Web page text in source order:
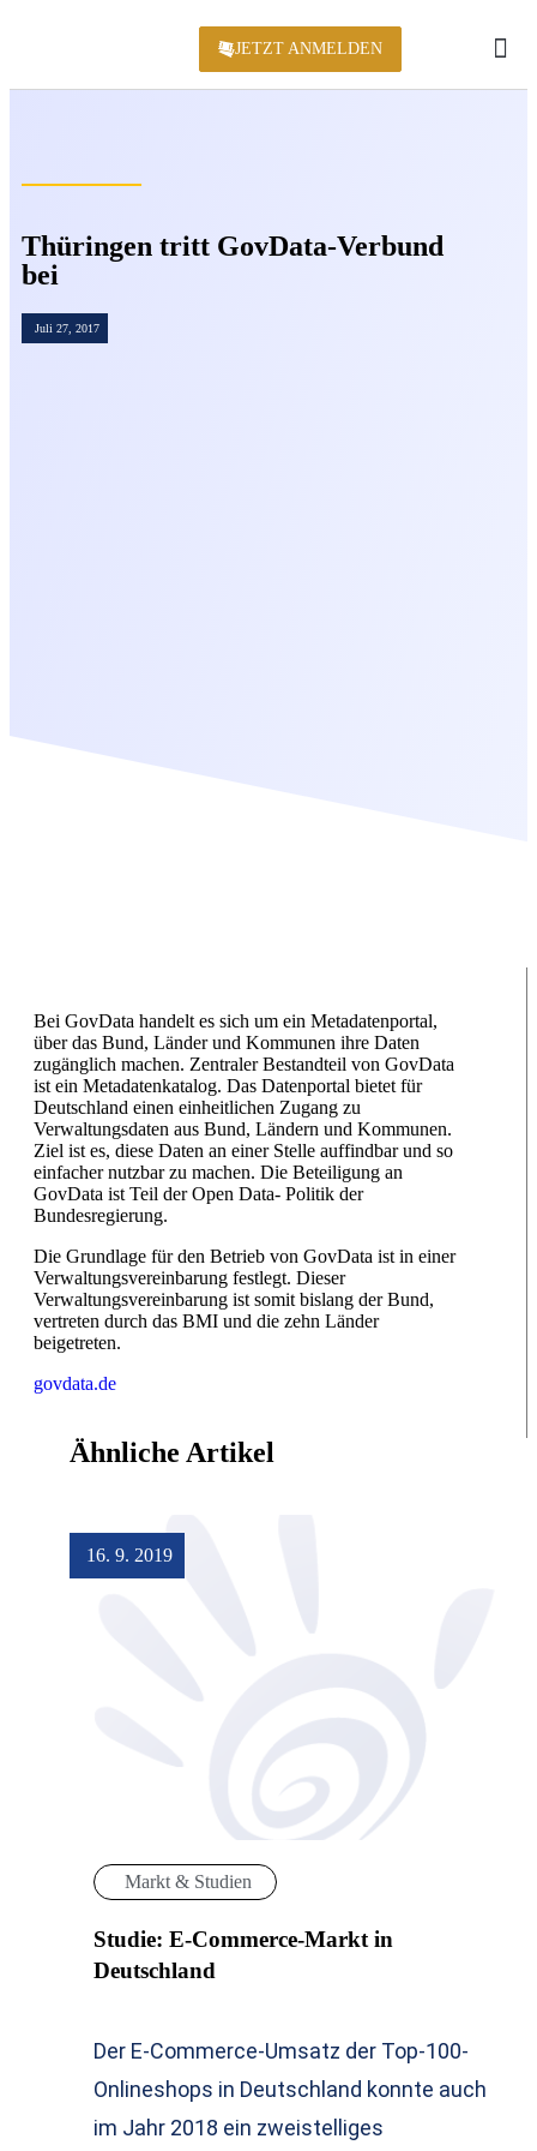
JETZT ANMELDEN
Thüringen tritt GovData-Verbund
bei
Juli 27, 2017
Bei GovData handelt es sich um ein Metadatenportal,
über das Bund, Länder und Kommunen ihre Daten
zugänglich machen. Zentraler Bestandteil von GovData
ist ein Metadatenkatalog. Das Datenportal bietet für
Deutschland einen einheitlichen Zugang zu
Verwaltungsdaten aus Bund, Ländern und Kommunen.
Ziel ist es, diese Daten an einer Stelle auffindbar und so
einfacher nutzbar zu machen. Die Beteiligung an
GovData ist Teil der Open Data- Politik der
Bundesregierung.
Die Grundlage für den Betrieb von GovData ist in einer
Verwaltungsvereinbarung festlegt. Dieser
Verwaltungsvereinbarung ist somit bislang der Bund,
vertreten durch das BMI und die zehn Länder
beigetreten.
govdata.de
Ähnliche Artikel
16. 9. 2019
Markt & Studien
Studie: E-Commerce-Markt in
Deutschland
Der E-Commerce-Umsatz der Top-100-
Onlineshops in Deutschland konnte auch
im Jahr 2018 ein zweistelliges